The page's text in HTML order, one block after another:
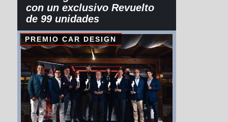
con un exclusivo Revuelto
de 99 unidades
PREMIO CAR DESIGN